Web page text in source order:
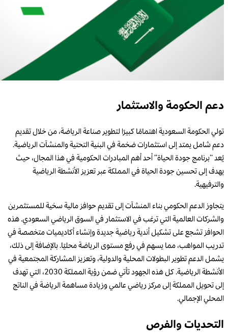
دعم الحكومة والاستثمار
تولي الحكومة السعودية اهتمامًا كبيرًا لتطوير صناعة الرياضة، من خلال تقديم
دعم شامل يمتد إلى استثمارات ضخمة في البنية التحتية والمنشآت الرياضية.
يُعد “برنامج جودة الحياة” أحد أهم المبادرات الحكومية في هذا المجال، حيث
يهدف إلى تحسين جودة الحياة في المملكة عبر تعزيز الأنشطة الرياضية
والترفيهية.
يتجاوز الدعم الحكومي بناء المنشآت إلى تقديم حوافز مالية سخية للمستثمرين
والشركات العالمية التي ترغب في الاستثمار في السوق الرياضي السعودي. هذه
الحوافز تشجع على تشكيل أندية رياضية جديدة وإنشاء أكاديميات متخصصة في
تدريب المواهب، مما يسهم في رفع مستوى الرياضة محليًا. بالإضافة إلى ذلك،
يشمل الدعم تطوير البطولات المحلية والدولية، وتعزيز المشاركة المجتمعية في
الأنشطة الرياضية. كل هذه الجهود تأتي ضمن رؤية المملكة 2030، التي تهدف
إلى تحويل المملكة إلى مركز رياضي عالمي وزيادة مساهمة الرياضة في الناتج
المحلي الإجمالي.
التحديات والفرص